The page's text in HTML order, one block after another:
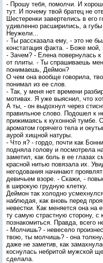
- Прошу тебя, помолчи. И
тут. И почему твой братец не
Шестеренки завертелись в его
удивленно расширились, а губы
Неужели...
- Ты рассказала ему, - это не
констатация факта. - Боже мой,
- Зачем? - Елена повернулась
от плиты. - Ты спрашиваешь
понимаешь, Деймон?
О чем она вообще говорила,
понимал из ее слов.
- Так, у меня нет времени
мотивах. Я уже выяснил, что
А ты, - он выдохнул через
правильное слово. Подошел к
прижимаясь к кухонной тумбе.
ароматом горячего тела и
аурой хищной натуры.
- Что я? - гордо, почти как
подняла голову и посмотрела
заметил, как боль в ее глазах
красной нитью повязала их.
негодования начинают
девичьем взоре. - Скажи, -
в широкую грудную клетку.
Деймон так холодно
наблюдая, как вновь перед
невестки. Как меняется она на
ту самую страстную сторону, с
познакомиться. Правда, всего
- Молчишь? - невесело
твою, ты молчишь? - она
даже не заметив, как
коснулась небритой мужской
сделала.